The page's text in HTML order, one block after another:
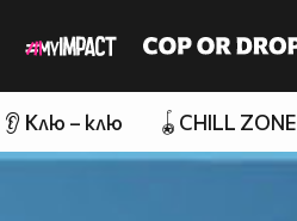
👂 Клю – клю 🪀CHILL ZONE